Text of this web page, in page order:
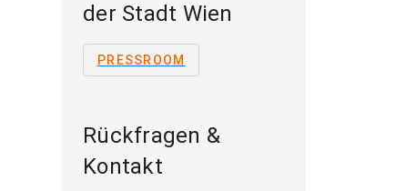
der Stadt Wien
PRESSROOM
Rückfragen &
Kontakt